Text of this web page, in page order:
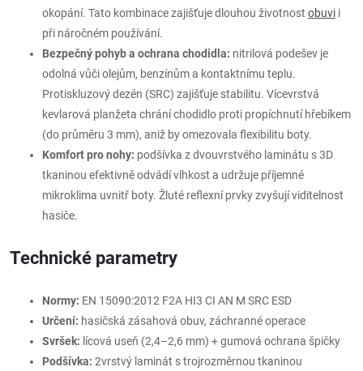
okopání. Tato kombinace zajišťuje dlouhou životnost obuvi i
při náročném používání.
Bezpečný pohyb a ochrana chodidla: nitrilová podešev je
odolná vůči olejům, benzínům a kontaktnímu teplu.
Protiskluzový dezén (SRC) zajišťuje stabilitu. Vícevrstvá
kevlarová planžeta chrání chodidlo proti propíchnutí hřebíkem
(do průměru 3 mm), aniž by omezovala flexibilitu boty.
Komfort pro nohy: podšívka z dvouvrstvého laminátu s 3D
tkaninou efektivně odvádí vlhkost a udržuje příjemné
mikroklima uvnitř boty. Žluté reflexní prvky zvyšují viditelnost
hasiče.
Technické parametry
Normy: EN 15090:2012 F2A HI3 CI AN M SRC ESD
Určení: hasičská zásahová obuv, záchranné operace
Svršek: lícová useň (2,4–2,6 mm) + gumová ochrana špičky
Podšívka: 2vrstvý laminát s trojrozměrnou tkaninou